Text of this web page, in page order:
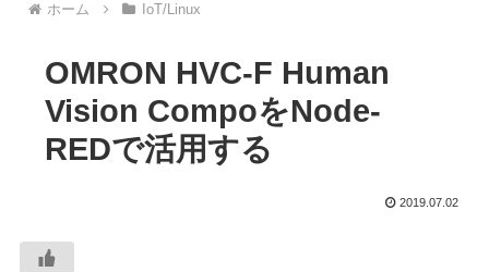
ホーム IoT/Linux
OMRON HVC-F Human
Vision CompoをNode-
REDで活用する
2019.07.02